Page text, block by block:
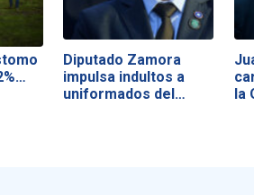
Diputado Zamora
impulsa indultos a
uniformados del…
la